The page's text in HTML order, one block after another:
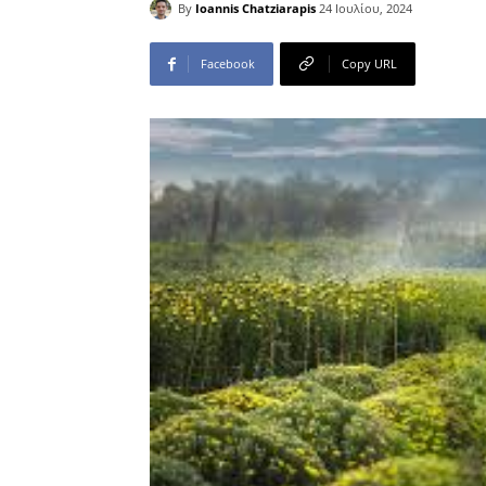
By Ioannis Chatziarapis 24 Ιουλίου, 2024
Facebook Copy URL